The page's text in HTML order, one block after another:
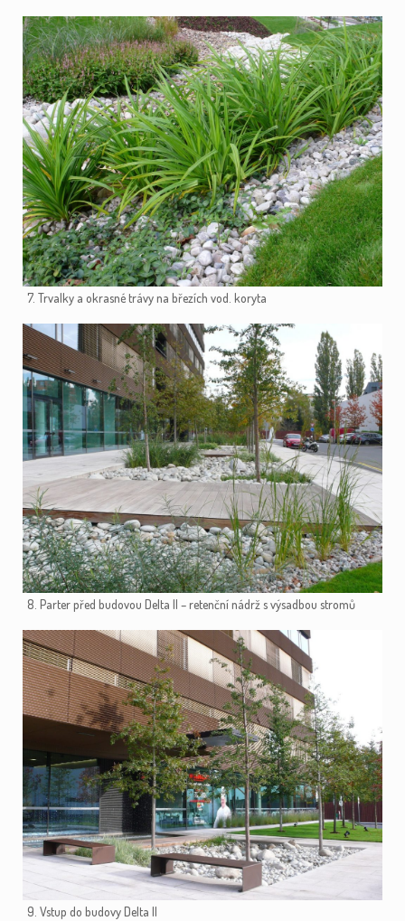
7. Trvalky a okrasné trávy na březích vod. koryta
8. Parter před budovou Delta II – retenční nádrž s výsadbou stromů
9. Vstup do budovy Delta II